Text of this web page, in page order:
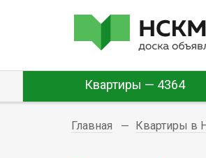
Квартиры — 4364
Главная Квартиры в